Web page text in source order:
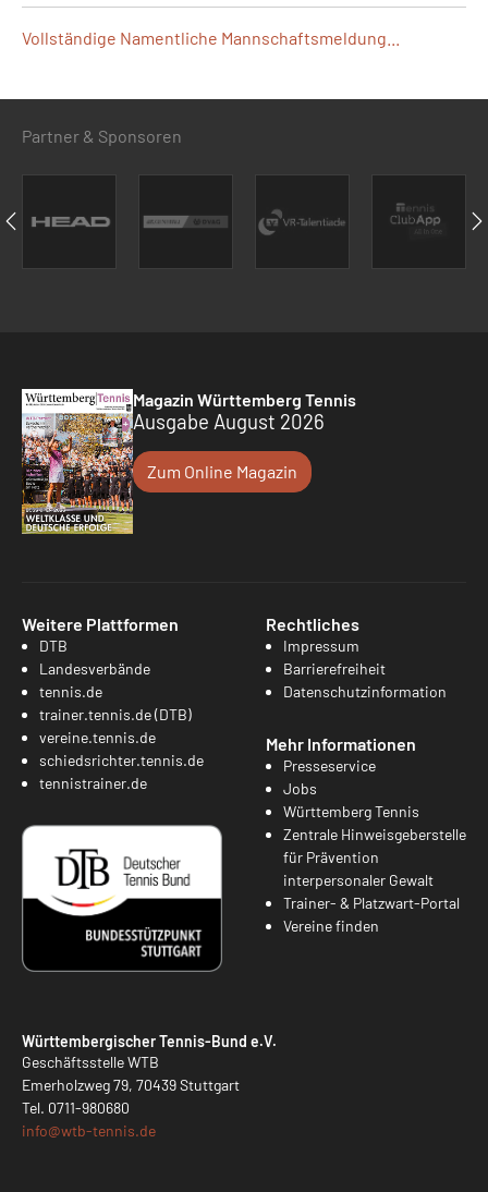
Vollständige Namentliche Mannschaftsmeldung...
Partner & Sponsoren
Magazin Württemberg Tennis
Ausgabe August 2026
Zum Online Magazin
Weitere Plattformen
DTB
Landesverbände
tennis.de
trainer.tennis.de (DTB)
vereine.tennis.de
schiedsrichter.tennis.de
tennistrainer.de
Rechtliches
Impressum
Barrierefreiheit
Datenschutzinformation
Mehr Informationen
Presseservice
Jobs
Württemberg Tennis
Zentrale Hinweisgeberstelle
für Prävention
interpersonaler Gewalt
Trainer- & Platzwart-Portal
Vereine finden
Württembergischer Tennis-Bund e.V.
Geschäftsstelle WTB
Emerholzweg 79, 70439 Stuttgart
Tel. 0711-980680
info@wtb-tennis.de